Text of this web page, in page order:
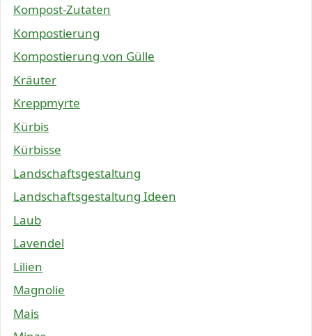
Kompost-Zutaten
Kompostierung
Kompostierung von Gülle
Kräuter
Kreppmyrte
Kürbis
Kürbisse
Landschaftsgestaltung
Landschaftsgestaltung Ideen
Laub
Lavendel
Lilien
Magnolie
Mais